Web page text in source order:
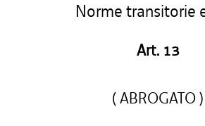
Norme transitorie
Art. 13
( ABROGATO )